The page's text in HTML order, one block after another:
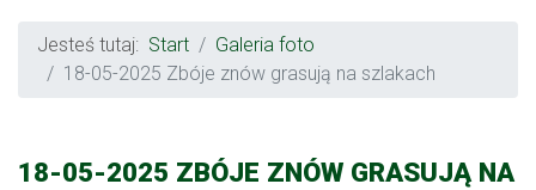
Jesteś tutaj: Start
Galeria foto
18-05-2025 Zbóje znów grasują na szlakach
18-05-2025 ZBÓJE ZNÓW GRASUJĄ NA